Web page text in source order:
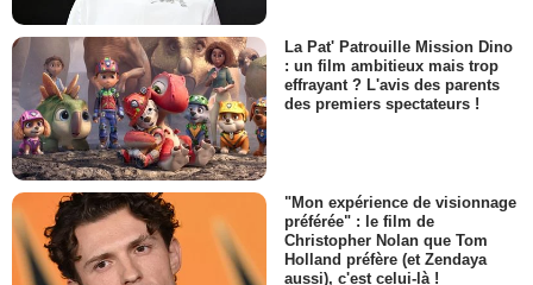
La Pat' Patrouille Mission Dino
: un film ambitieux mais trop
effrayant ? L'avis des parents
des premiers spectateurs !
"Mon expérience de visionnage
préférée" : le film de
Christopher Nolan que Tom
Holland préfère (et Zendaya
aussi), c'est celui-là !